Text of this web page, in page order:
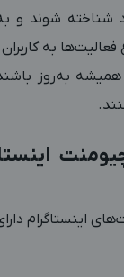
شناخته شوند و
به
همیشه به‌روز
اینستاگرام